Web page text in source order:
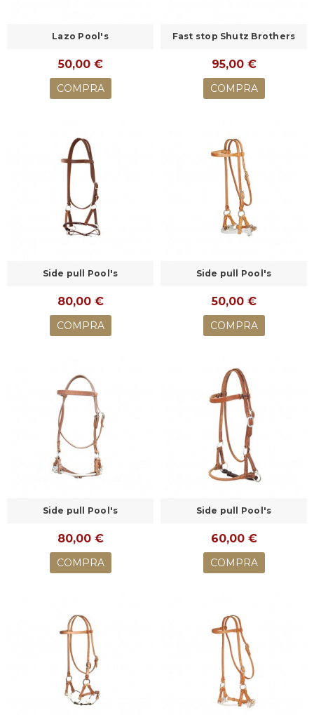
Lazo Pool's
50,00 €
COMPRA
Fast stop Shutz Brothers
95,00 €
COMPRA
Side pull Pool's
80,00 €
COMPRA
Side pull Pool's
50,00 €
COMPRA
Side pull Pool's
80,00 €
COMPRA
Side pull Pool's
60,00 €
COMPRA